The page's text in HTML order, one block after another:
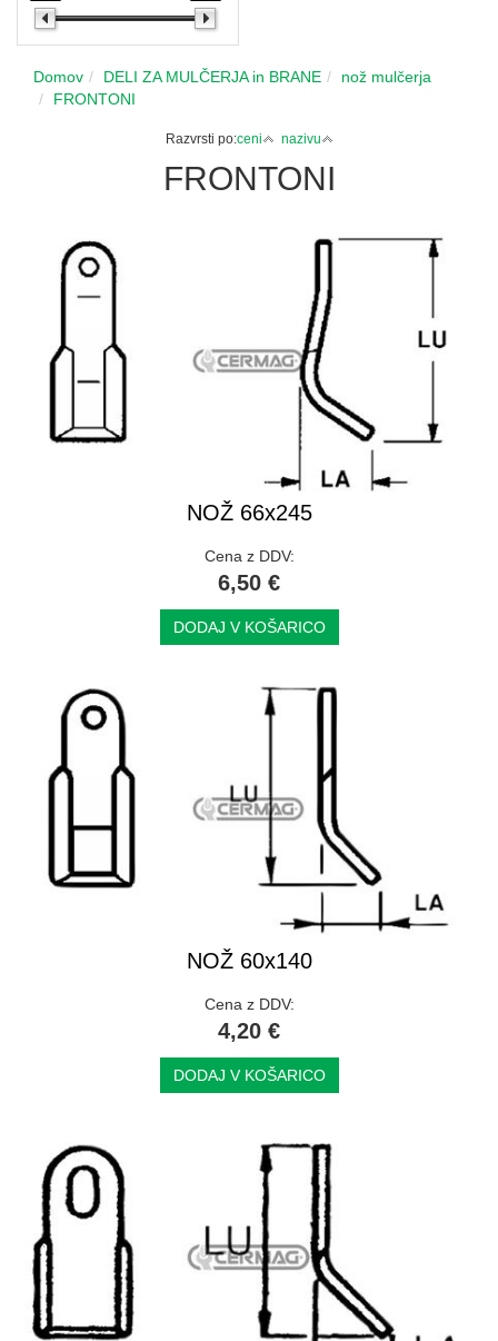
Domov DELI ZA MULČERJA in BRANE
nož mulčerja
FRONTONI
Razvrsti po:ceni nazivu
FRONTONI
NOŽ 66x245
Cena z DDV:
6,50 €
DODAJ V KOŠARICO
NOŽ 60x140
Cena z DDV:
4,20 €
DODAJ V KOŠARICO